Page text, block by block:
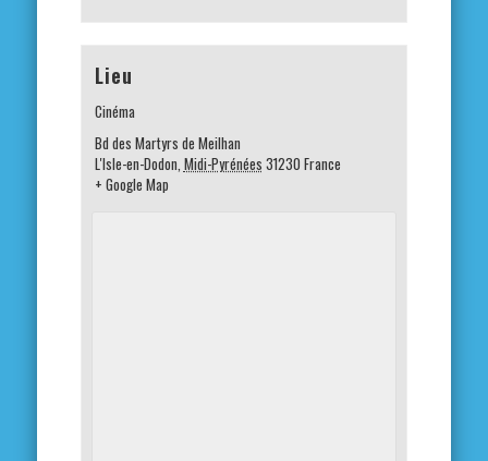
Lieu
Cinéma
Bd des Martyrs de Meilhan
L'Isle-en-Dodon, Midi-Pyrénées 31230 France
+ Google Map